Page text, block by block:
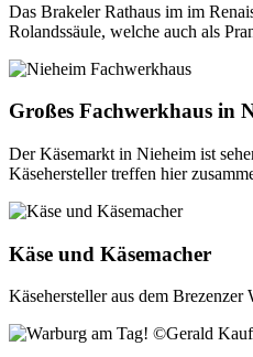
Das Brakeler Rathaus im im
Rolandssäule, welche auch als
Großes Fachwerkhaus in
Der Käsemarkt in Nieheim ist
Käsehersteller treffen hier
Käse und Käsemacher
Käsehersteller aus dem